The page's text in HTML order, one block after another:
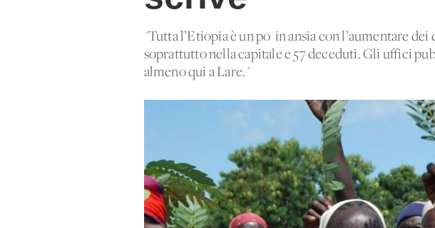
"Tutta l’Etiopia è un po' in ansia con l’aumentare
soprattutto nella capitale e 57 deceduti. Gli uffici
almeno qui a Lare."